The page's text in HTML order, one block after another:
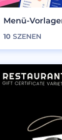
Menü-
10 SZENEN